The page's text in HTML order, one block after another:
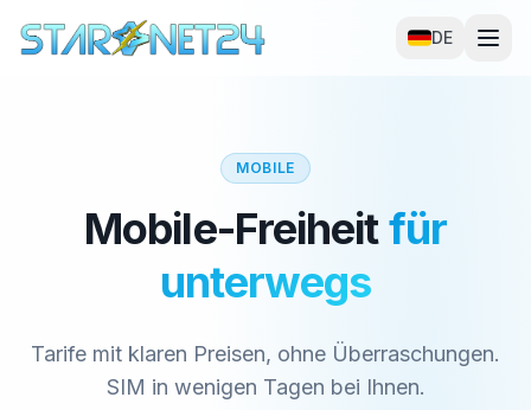
DE
MOBILE
Mobile-Freiheitfür
unterwegs
Tarife mit klaren Preisen, ohne Überraschungen.
SIM in wenigen Tagen bei Ihnen.